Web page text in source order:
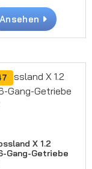
Ansehen
X 1.2
Gang-Getriebe